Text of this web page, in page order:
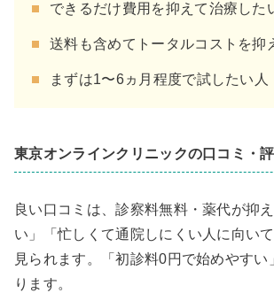
できるだけ費用を抑えて治療した
送料も含めてトータルコストを抑
まずは1〜6ヵ月程度で試したい人
東京オンラインクリニックの口コミ・
良い口コミは、診察料無料・薬代が抑
い」「忙しくて通院しにくい人に向い
見られます。「初診料0円で始めやすい
ります。